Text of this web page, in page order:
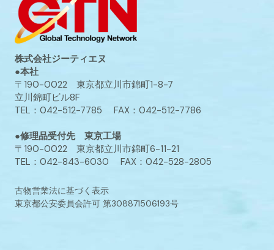
株式会社ジーティエヌ
●本社
〒190-0022 東京都立川市錦町1-8-7
立川錦町ビル8F
TEL：042-512-7785 FAX：042-512-7786
●修理品受付先 東京工場
〒190-0022 東京都立川市錦町6-11-21
TEL：042-843-6030 FAX：042-528-2805
古物営業法に基づく表示
東京都公安委員会許可 第308871506193号